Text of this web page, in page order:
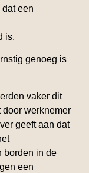
een
is.
genoeg is
vaker dit
door werknemer
geeft aan dat
borden in de
een